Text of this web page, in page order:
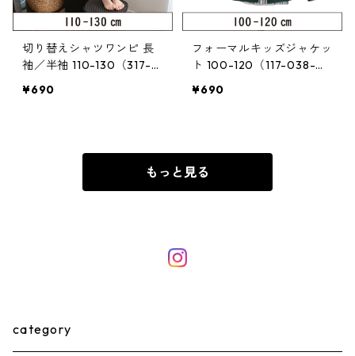
切り替えシャツワンピ 長
袖／半袖 110-130（317-0
¥690
フォーマルキッズジャケッ
ト 100-120（117-038-
¥690
もっと見る
category